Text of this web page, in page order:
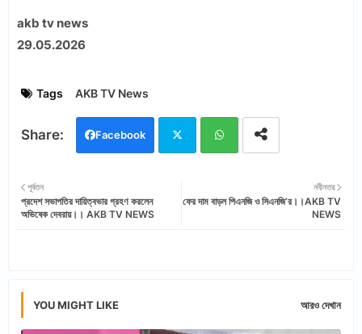
akb tv news
29.05.2026
Tags AKB TV News
Facebook
tter ats
নবীনতর
ফের দাম বাড়ল পিএনজি ও সিএনজি’র।।AKB TV
NEWS
পূর্বতন
প্রদেশ সভাপতির দায়িত্বভার গ্রহণ করলেন
অভিষেক দেবরায়।। AKB TV NEWS
YOU MIGHT LIKE আরও দেখান